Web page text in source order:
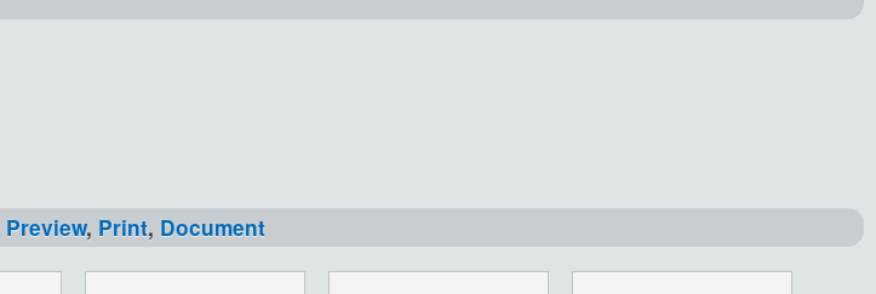
Preview, Print, Document